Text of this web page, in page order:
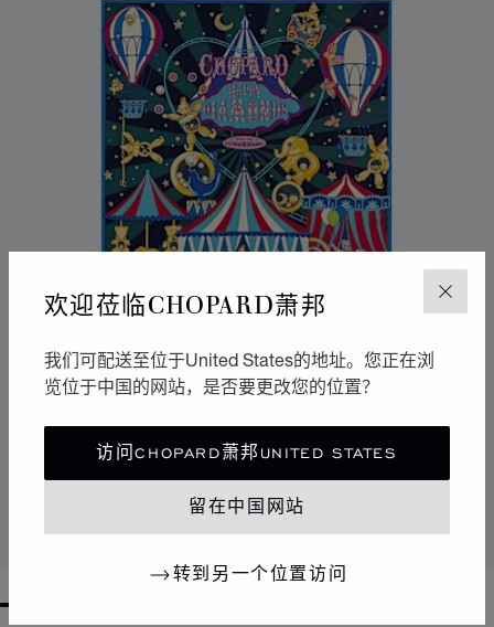
关闭
欢迎莅临CHOPARD萧邦
我们可配送至位于United States的地址。您正在浏
览位于中国的网站，是否要更改您的位置？
访问CHOPARD萧邦UNITED STATES
留在中国网站
转到另一个位置访问
HAPPY CIRCUS丝巾
联系我们